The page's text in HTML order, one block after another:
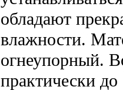
обладают
влажности.
огнеупорный.
практически